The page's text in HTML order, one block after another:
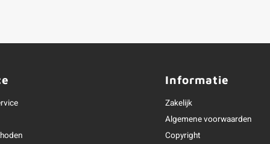
Informatie
Zakelijk
Algemene voorwaarden
Copyright